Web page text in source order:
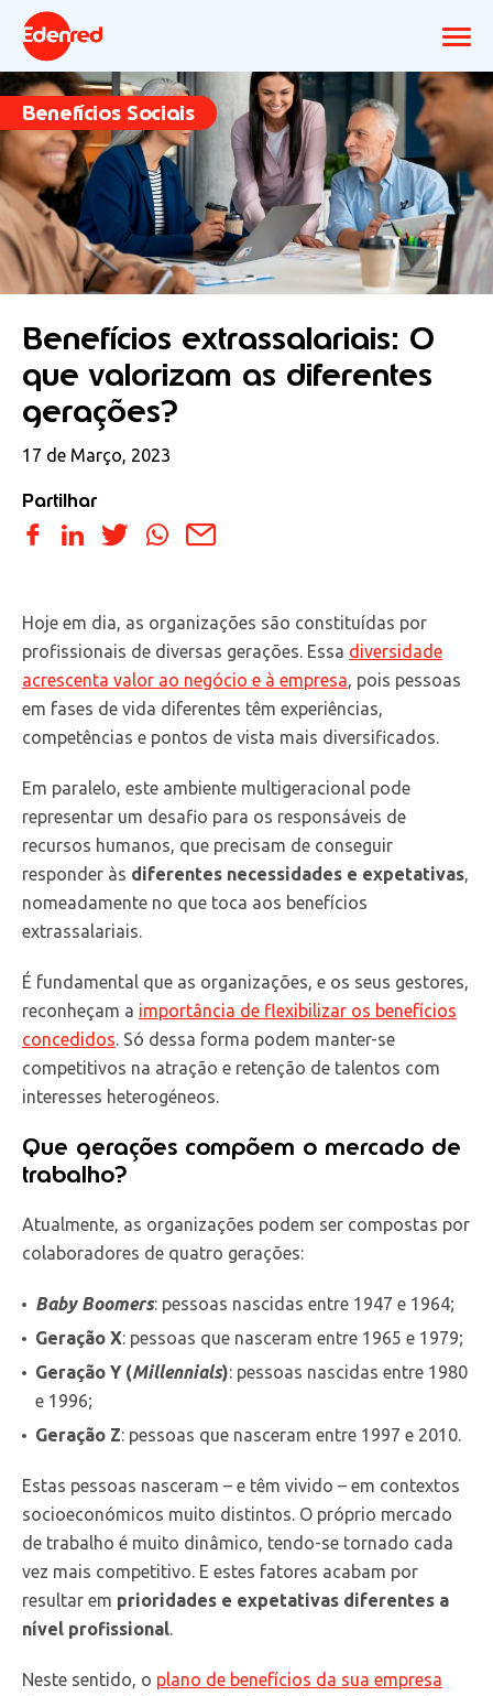
Benefícios Sociais
Benefícios extrassalariais: O
que valorizam as diferentes
gerações?
17 de Março, 2023
Partilhar
Hoje em dia, as organizações são constituídas por
profissionais de diversas gerações. Essa diversidade
acrescenta valor ao negócio e à empresa , pois pessoas
em fases de vida diferentes têm experiências,
competências e pontos de vista mais diversificados.
Em paralelo, este ambiente multigeracional pode
representar um desafio para os responsáveis de
recursos humanos, que precisam de conseguir
responder às diferentes necessidades e expetativas
nomeadamente no que toca aos benefícios
extrassalariais.
É fundamental que as organizações, e os seus gestores,
reconheçam a importância de flexibilizar os benefícios
concedidos . Só dessa forma podem manter-se
competitivos na atração e retenção de talentos com
interesses heterogéneos.
Que gerações compõem o mercado de
trabalho?
Atualmente, as organizações podem ser compostas por
colaboradores de quatro gerações:
Baby Boomers: pessoas nascidas entre 1947 e 1964;
Geração X: pessoas que nasceram entre 1965 e 1979;
Geração Y (Millennials): pessoas nascidas entre 1980
e 1996;
Geração Z: pessoas que nasceram entre 1997 e 2010.
Estas pessoas nasceram – e têm vivido – em contextos
socioeconómicos muito distintos. O próprio mercado
de trabalho é muito dinâmico, tendo-se tornado cada
vez mais competitivo. E estes fatores acabam por
resultar em prioridades e expetativas diferentes a
nível profissional
Neste sentido, o plano de benefícios da sua empresa